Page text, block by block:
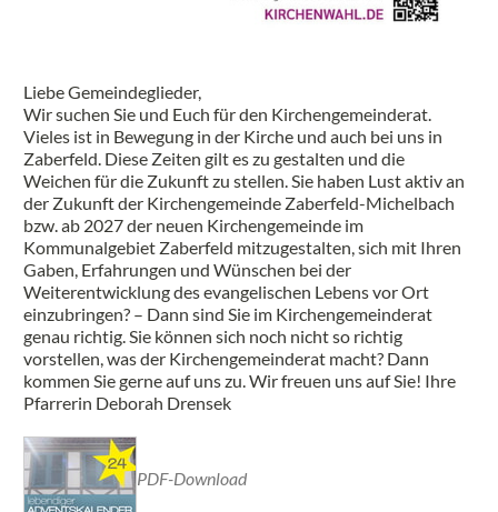
Liebe Gemeindeglieder,
Wir suchen Sie und Euch für den Kirchengemeinderat.
Vieles ist in Bewegung in der Kirche und auch bei uns in
Zaberfeld. Diese Zeiten gilt es zu gestalten und die
Weichen für die Zukunft zu stellen. Sie haben Lust aktiv an
der Zukunft der Kirchengemeinde Zaberfeld-Michelbach
bzw. ab 2027 der neuen Kirchengemeinde im
Kommunalgebiet Zaberfeld mitzugestalten, sich mit Ihren
Gaben, Erfahrungen und Wünschen bei der
Weiterentwicklung des evangelischen Lebens vor Ort
einzubringen? – Dann sind Sie im Kirchengemeinderat
genau richtig. Sie können sich noch nicht so richtig
vorstellen, was der Kirchengemeinderat macht? Dann
kommen Sie gerne auf uns zu. Wir freuen uns auf Sie! Ihre
Pfarrerin Deborah Drensek
PDF-Download